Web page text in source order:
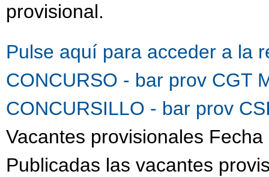
provisional.
Pulse aquí para acceder a la
CONCURSO - bar prov CGT
CONCURSILLO - bar prov
Vacantes provisionales
Publicadas las vacantes